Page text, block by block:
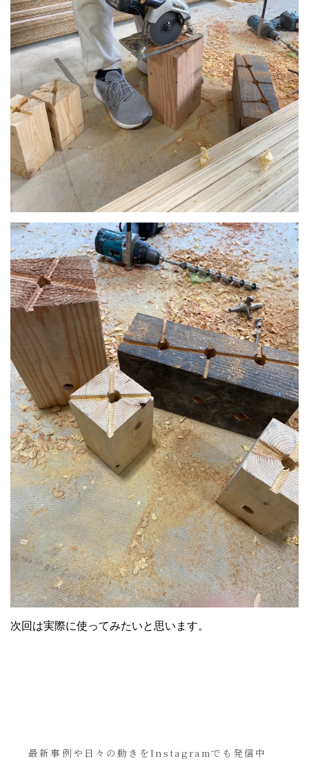
次回は実際に使ってみたいと思います。
最新事例や日々の動きをInstagramでも発信中